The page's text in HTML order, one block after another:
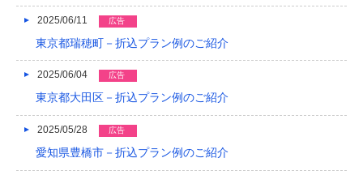
2016/04
2016/03
2016/02
2016/01
2015/11
2025/06/11 広告
東京都瑞穂町－折込プラン例のご紹介
2025/06/04 広告
東京都大田区－折込プラン例のご紹介
2025/05/28 広告
愛知県豊橋市－折込プラン例のご紹介